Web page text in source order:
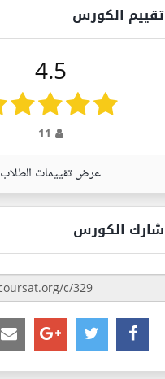
تقييم الكورس
4.5
عرض تقييمات الطلاب
شارك الكورس